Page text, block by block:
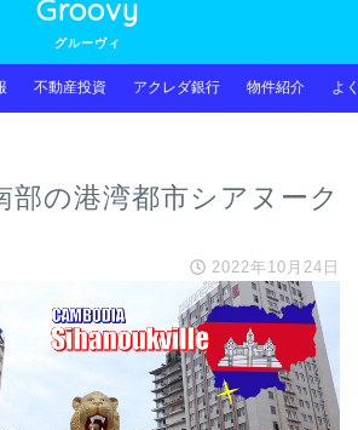
Groovy
グルーヴィ
不動産投資 アクレダ銀行 物件紹介 よ
部の港湾都市シアヌーク
2022年10月24日